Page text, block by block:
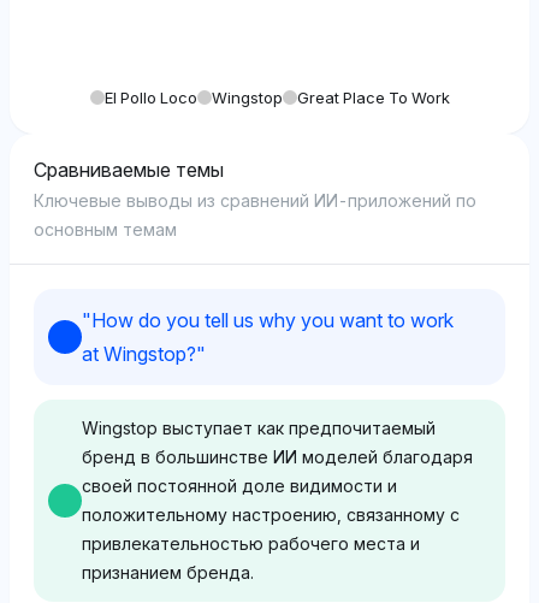
El Pollo Loco Wingstop Great Place To Work
Сравниваемые темы
Ключевые выводы из сравнений ИИ-приложений по
основным темам
"How do you tell us why you want to work
at Wingstop?"
Wingstop выступает как предпочитаемый
бренд в большинстве ИИ моделей благодаря
своей постоянной доле видимости и
положительному настроению, связанному с
привлекательностью рабочего места и
признанием бренда.